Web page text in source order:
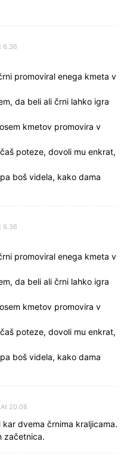
6.36
promoviral enega kmeta v
da beli ali črni lahko igra
kmetov promovira v
poteze, dovoli mu enkrat,
boš videla, kako dama
6.36
promoviral enega kmeta v
da beli ali črni lahko igra
kmetov promovira v
poteze, dovoli mu enkrat,
boš videla, kako dama
20.08
dvema črnima kraljicama.
začetnica.